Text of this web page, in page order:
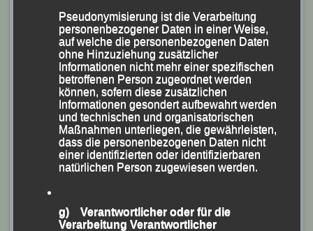
Bei den teilnehmerstärksten Vereinen dem LAC
Passau, dem ASV Ortenburg und dem TSV
Plattling bedankte sich Siegfried Kapfer zusammen mit
seiner Stellvertreterin Centa Hollweck dann gleich zu
Beginn der Veranstaltung mit einem Mannschaftspokal.
Pseudonymisierung ist die Verarbeitung
personenbezogener Daten in einer Weise,
auf welche die personenbezogenen Daten
ohne Hinzuziehung zusätzlicher
Informationen nicht mehr einer spezifischen
betroffenen Person zugeordnet werden
können, sofern diese zusätzlichen
Informationen gesondert aufbewahrt werden
und technischen und organisatorischen
Maßnahmen unterliegen, die gewährleisten,
dass die personenbezogenen Daten nicht
einer identifizierten oder identifizierbaren
natürlichen Person zugewiesen werden.
g) Verantwortlicher oder für die
Verarbeitung Verantwortlicher